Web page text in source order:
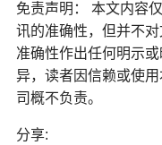
免责声明： 本文内容
讯的准确性，但并不
准确性作出任何明示
异，读者因信赖或使
司概不负责。
分享: